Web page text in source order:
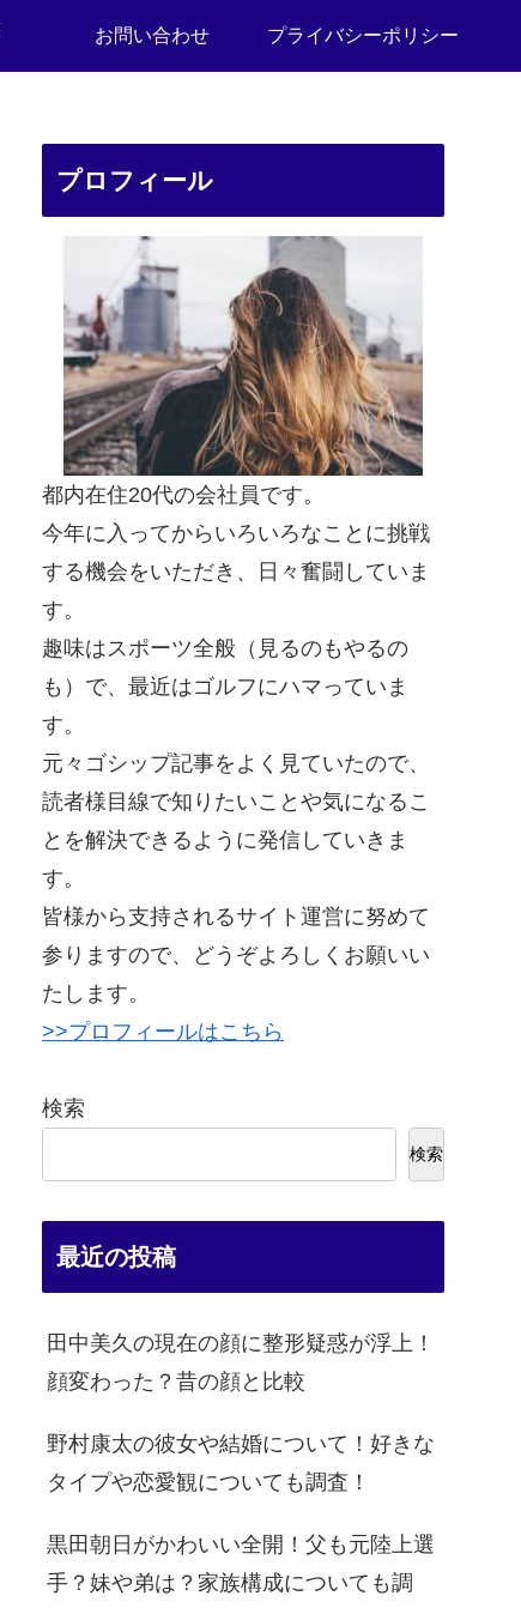
お問い合わせ プライバシーポリシー
プロフィール
都内在住20代の会社員です。
今年に入ってからいろいろなことに挑戦
する機会をいただき、日々奮闘していま
す。
趣味はスポーツ全般（見るのもやるの
も）で、最近はゴルフにハマっていま
す。
元々ゴシップ記事をよく見ていたので、
読者様目線で知りたいことや気になるこ
とを解決できるように発信していきま
す。
皆様から支持されるサイト運営に努めて
参りますので、どうぞよろしくお願いい
たします。
>>プロフィールはこちら
検索
検索
最近の投稿
田中美久の現在の顔に整形疑惑が浮上！
顔変わった？昔の顔と比較
野村康太の彼女や結婚について！好きな
タイプや恋愛観についても調査！
黒田朝日がかわいい全開！父も元陸上選
手？妹や弟は？家族構成についても調